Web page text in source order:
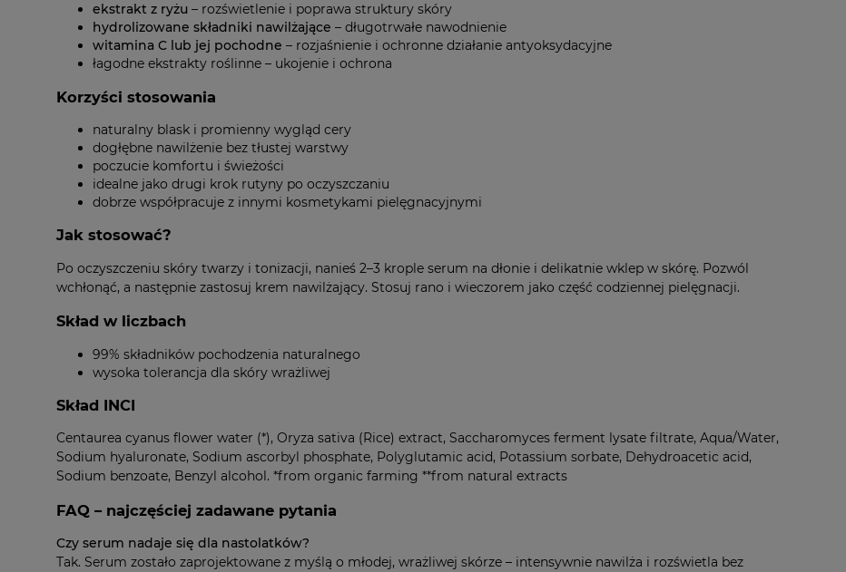
ekstrakt z ryżu – rozświetlenie i poprawa struktury skóry
hydrolizowane składniki nawilżające – długotrwałe nawodnienie
witamina C lub jej pochodne – rozjaśnienie i ochronne działanie antyoksydacyjne
łagodne ekstrakty roślinne – ukojenie i ochrona
Korzyści stosowania
naturalny blask i promienny wygląd cery
dogłębne nawilżenie bez tłustej warstwy
poczucie komfortu i świeżości
idealne jako drugi krok rutyny po oczyszczaniu
dobrze współpracuje z innymi kosmetykami pielęgnacyjnymi
Jak stosować?
Po oczyszczeniu skóry twarzy i tonizacji, nanieś 2–3 krople serum na dłonie i delikatnie wklep w skórę. Pozwól
wchłonąć, a następnie zastosuj krem nawilżający. Stosuj rano i wieczorem jako część codziennej pielęgnacji.
Skład w liczbach
99% składników pochodzenia naturalnego
wysoka tolerancja dla skóry wrażliwej
Skład INCI
Centaurea cyanus flower water (*), Oryza sativa (Rice) extract, Saccharomyces ferment lysate filtrate, Aqua/Water,
Sodium hyaluronate, Sodium ascorbyl phosphate, Polyglutamic acid, Potassium sorbate, Dehydroacetic acid,
Sodium benzoate, Benzyl alcohol. *from organic farming **from natural extracts
FAQ – najczęściej zadawane pytania
Czy serum nadaje się dla nastolatków?
Tak. Serum zostało zaprojektowane z myślą o młodej, wrażliwej skórze – intensywnie nawilża i rozświetla bez